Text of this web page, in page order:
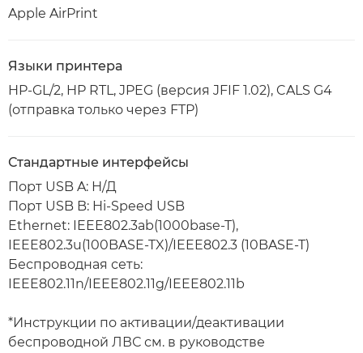
Apple AirPrint
Языки принтера
HP-GL/2, HP RTL, JPEG (версия JFIF 1.02), CALS G4
(отправка только через FTP)
Стандартные интерфейсы
Порт USB A: Н/Д
Порт USB B: Hi-Speed USB
Ethernet: IEEE802.3ab(1000base-T),
IEEE802.3u(100BASE-TX)/IEEE802.3 (10BASE-T)
Беспроводная сеть:
IEEE802.11n/IEEE802.11g/IEEE802.11b
*Инструкции по активации/деактивации
беспроводной ЛВС см. в руководстве